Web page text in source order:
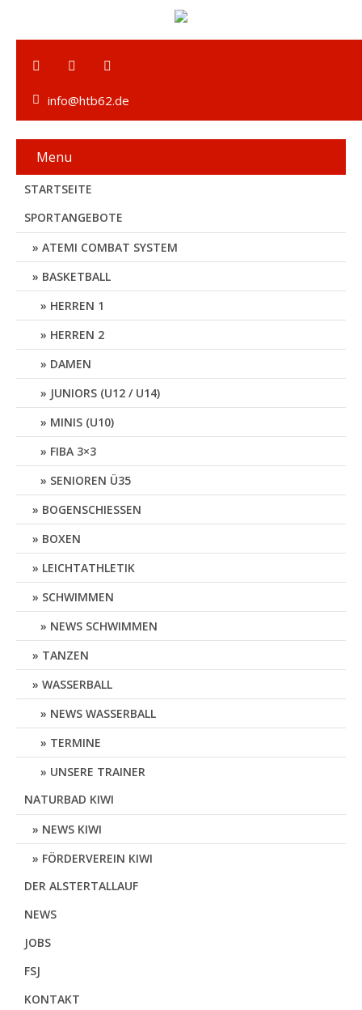
info@htb62.de
Menu
STARTSEITE
SPORTANGEBOTE
ATEMI COMBAT SYSTEM
BASKETBALL
HERREN 1
HERREN 2
DAMEN
JUNIORS (U12 / U14)
MINIS (U10)
FIBA 3×3
SENIOREN Ü35
BOGENSCHIESSEN
BOXEN
LEICHTATHLETIK
SCHWIMMEN
NEWS SCHWIMMEN
TANZEN
WASSERBALL
NEWS WASSERBALL
TERMINE
UNSERE TRAINER
NATURBAD KIWI
NEWS KIWI
FÖRDERVEREIN KIWI
DER ALSTERTALLAUF
NEWS
JOBS
FSJ
KONTAKT